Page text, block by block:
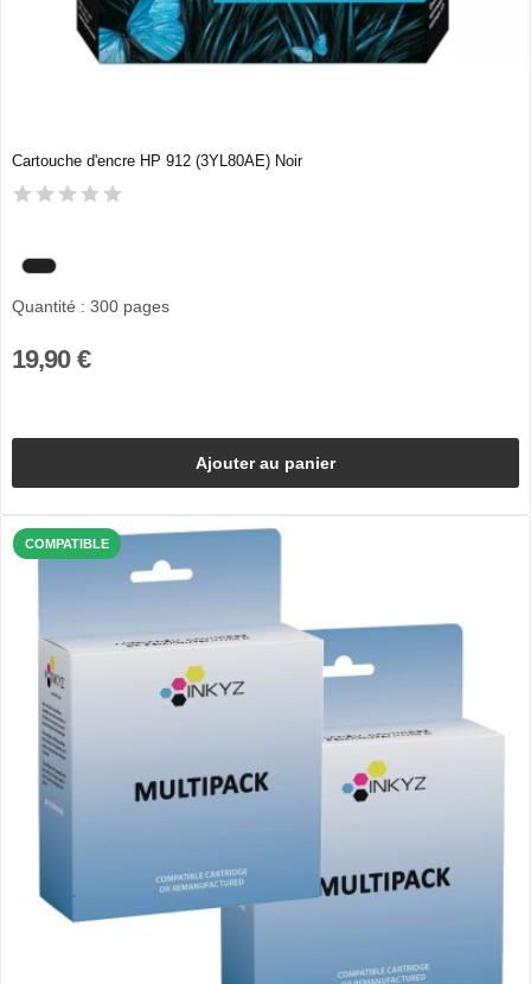
Cartouche d'encre HP 912 (3YL80AE) Noir
Quantité : 300 pages
19,90 €
Ajouter au panier
COMPATIBLE